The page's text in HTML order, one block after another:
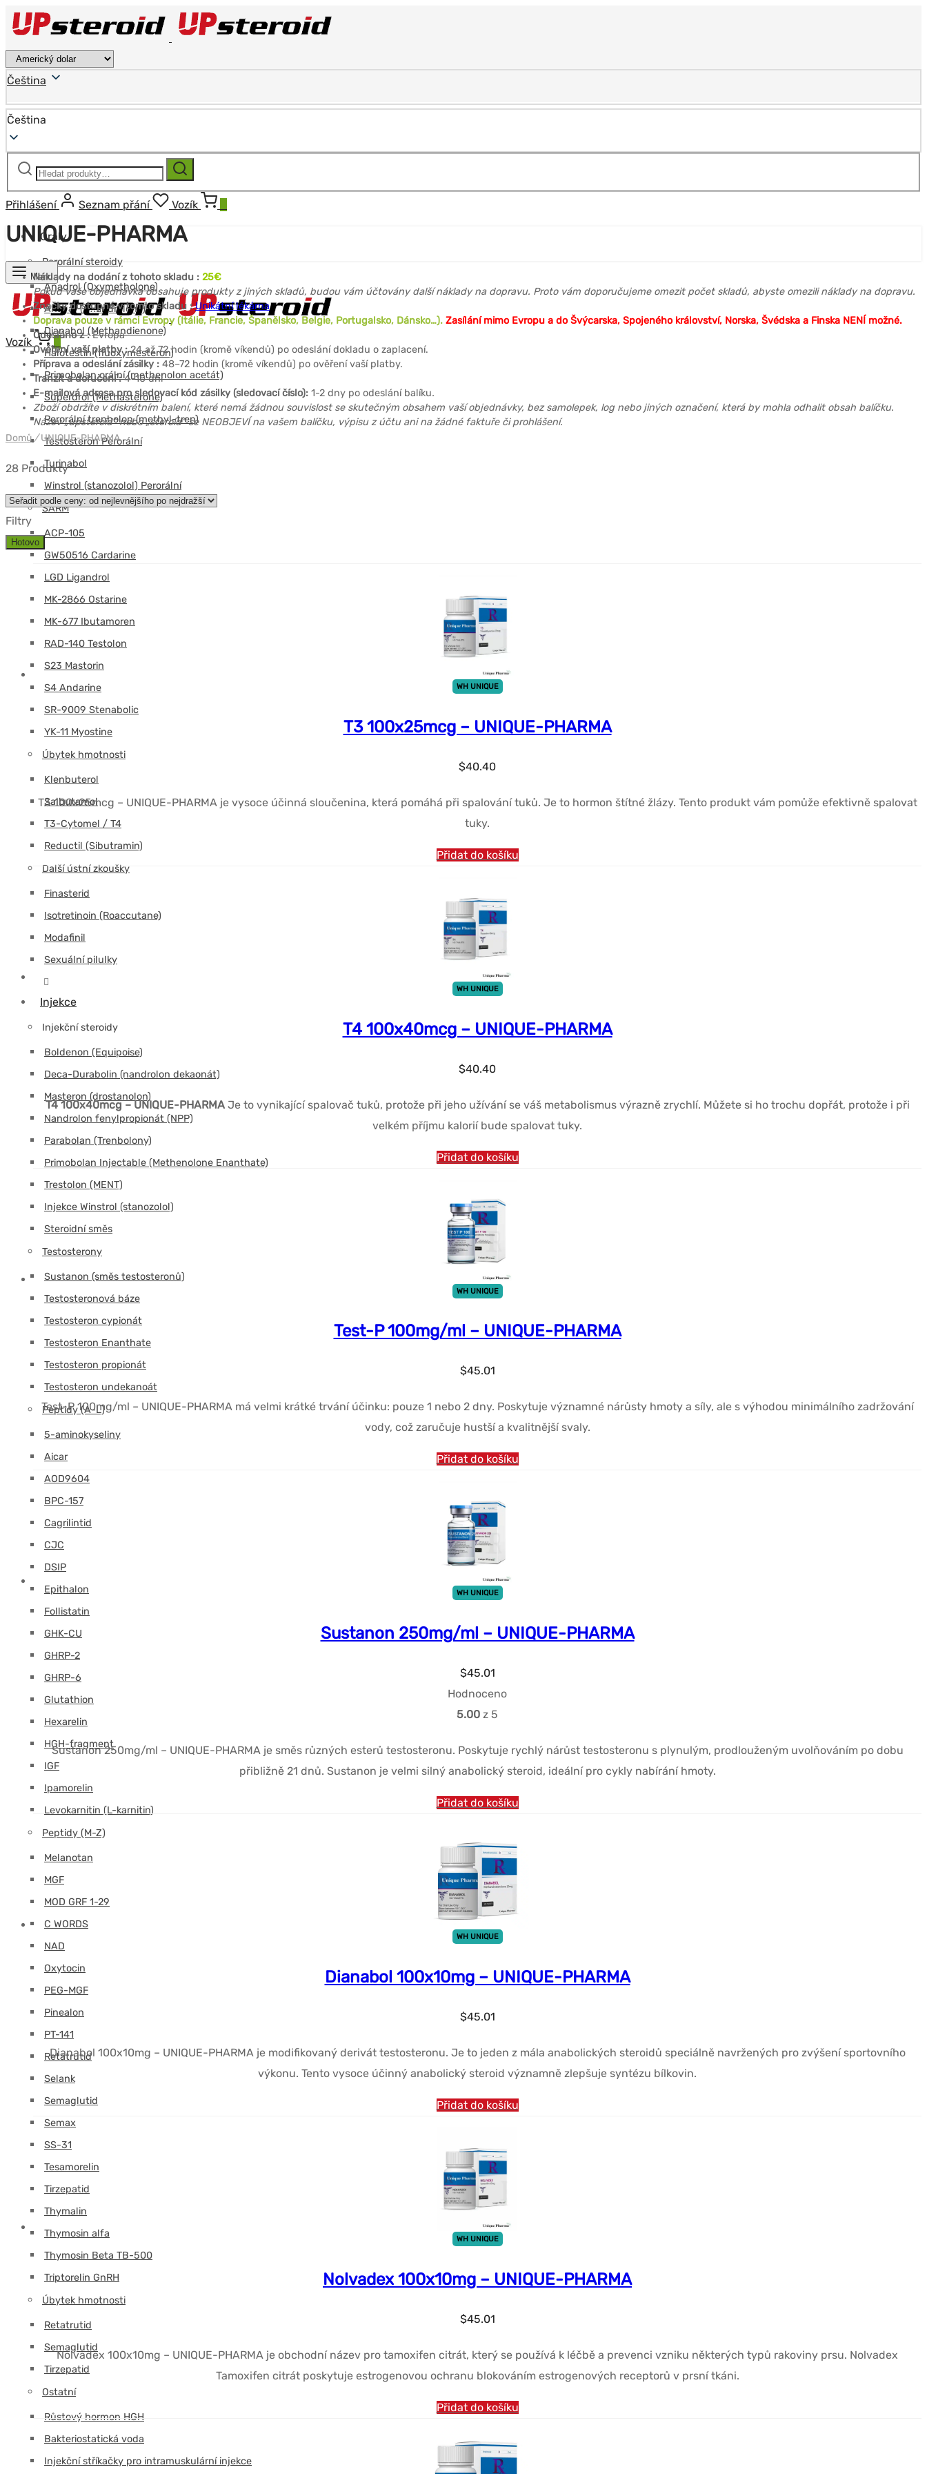
Čeština
Čeština
Hledat: Hledat
Přihlášení Seznam přání Vozík
Orály
Perorální steroidy
Anadrol (Oxymetholone)
Anavar (Oxandrolone)
Dianabol (Methandienone)
Halotestin (fluoxymesteron)
Primobolan orální (methenolon acetát)
Superdrol (Methasterone)
Perorální trenbolon (methyl-tren)
Testosteron Perorální
Turinabol
Winstrol (stanozolol) Perorální
SARM
ACP-105
GW50516 Cardarine
LGD Ligandrol
MK-2866 Ostarine
MK-677 Ibutamoren
RAD-140 Testolon
S23 Mastorin
S4 Andarine
SR-9009 Stenabolic
YK-11 Myostine
Úbytek hmotnosti
Klenbuterol
Salbutamol
T3-Cytomel / T4
Reductil (Sibutramin)
Další ústní zkoušky
Finasterid
Isotretinoin (Roaccutane)
Modafinil
Sexuální pilulky
Injekce
Injekční steroidy
Boldenon (Equipoise)
Deca-Durabolin (nandrolon dekaonát)
Masteron (drostanolon)
Nandrolon fenylpropionát (NPP)
Parabolan (Trenbolony)
Primobolan Injectable (Methenolone Enanthate)
Trestolon (MENT)
Injekce Winstrol (stanozolol)
Steroidní směs
Testosterony
Sustanon (směs testosteronů)
Testosteronová báze
Testosteron cypionát
Testosteron Enanthate
Testosteron propionát
Testosteron undekanoát
Peptidy (A-L)
5-aminokyseliny
Aicar
AOD9604
BPC-157
Cagrilintid
CJC
DSIP
Epithalon
Follistatin
GHK-CU
GHRP-2
GHRP-6
Glutathion
Hexarelin
HGH-fragment
IGF
Ipamorelin
Levokarnitin (L-karnitin)
Peptidy (M-Z)
Melanotan
MGF
MOD GRF 1-29
C WORDS
NAD
Oxytocin
PEG-MGF
Pinealon
PT-141
Retatrutid
Selank
Semaglutid
Semax
SS-31
Tesamorelin
Tirzepatid
Thymalin
Thymosin alfa
Thymosin Beta TB-500
Triptorelin GnRH
Úbytek hmotnosti
Retatrutid
Semaglutid
Tirzepatid
Ostatní
Růstový hormon HGH
Bakteriostatická voda
Injekční stříkačky pro intramuskulární injekce
Menu
Vozík 0
UNIQUE-PHARMA
Náklady na dodání z tohoto skladu : 25€
Pokud vaše objednávka obsahuje produkty z jiných skladů, budou vám účtovány další náklady na dopravu. Proto vám doporučujeme omezit počet skladů, abyste omezili náklady na dopravu.
Značky dostupné v tomto skladu : Unikátní lékárna
Doprava pouze v rámci Evropy (Itálie, Francie, Španělsko, Belgie, Portugalsko, Dánsko…). Zasílání mimo Evropu a do Švýcarska, Spojeného království, Norska, Švédska a Finska NENÍ možné.
Odesláno z :Evropa
Ověření vaší platby :24 až 72 hodin (kromě víkendů) po odeslání dokladu o zaplacení.
Příprava a odeslání zásilky : 48–72 hodin (kromě víkendů) po ověření vaší platby.
Tranzit a doručení :4–10 dní
E-mailová adresa pro sledovací kód zásilky (sledovací číslo): 1-2 dny po odeslání balíku.
Zboží obdržíte v diskrétním balení, které nemá žádnou souvislost se skutečným obsahem vaší objednávky, bez samolepek, log nebo jiných označení, která by mohla odhalit obsah balíčku.
Název „upsteroid“ nebo „steroid“ se NEOBJEVÍ na vašem balíčku, výpisu z účtu ani na žádné faktuře či prohlášení.
Domů /UNIQUE-PHARMA
28 Produkty
Filtry
Hotovo
WH UNIQUE
T3 100x25mcg – UNIQUE-PHARMA
$40.40
T3 100x25mcg – UNIQUE-PHARMA je vysoce účinná sloučenina, která pomáhá při spalování tuků. Je to hormon štítné žlázy. Tento produkt vám pomůže efektivně spalovat
tuky.
Přidat do košíku
WH UNIQUE
T4 100x40mcg – UNIQUE-PHARMA
$40.40
T4 100x40mcg – UNIQUE-PHARMAJe to vynikající spalovač tuků, protože při jeho užívání se váš metabolismus výrazně zrychlí. Můžete si ho trochu dopřát, protože i při
velkém příjmu kalorií bude spalovat tuky.
Přidat do košíku
WH UNIQUE
Test-P 100mg/ml – UNIQUE-PHARMA
$45.01
Test-P 100mg/ml – UNIQUE-PHARMA má velmi krátké trvání účinku: pouze 1 nebo 2 dny. Poskytuje významné nárůsty hmoty a síly, ale s výhodou minimálního zadržování
vody, což zaručuje hustší a kvalitnější svaly.
Přidat do košíku
WH UNIQUE
Sustanon 250mg/ml – UNIQUE-PHARMA
$45.01
Hodnoceno
5.00 z 5
Sustanon 250mg/ml – UNIQUE-PHARMA je směs různých esterů testosteronu. Poskytuje rychlý nárůst testosteronu s plynulým, prodlouženým uvolňováním po dobu
přibližně 21 dnů. Sustanon je velmi silný anabolický steroid, ideální pro cykly nabírání hmoty.
Přidat do košíku
WH UNIQUE
Dianabol 100x10mg – UNIQUE-PHARMA
$45.01
Dianabol 100x10mg – UNIQUE-PHARMA je modifikovaný derivát testosteronu. Je to jeden z mála anabolických steroidů speciálně navržených pro zvýšení sportovního
výkonu. Tento vysoce účinný anabolický steroid významně zlepšuje syntézu bílkovin.
Přidat do košíku
WH UNIQUE
Nolvadex 100x10mg – UNIQUE-PHARMA
$45.01
Nolvadex 100x10mg – UNIQUE-PHARMA je obchodní název pro tamoxifen citrát, který se používá k léčbě a prevenci vzniku některých typů rakoviny prsu. Nolvadex
Tamoxifen citrát poskytuje estrogenovou ochranu blokováním estrogenových receptorů v prsní tkáni.
Přidat do košíku